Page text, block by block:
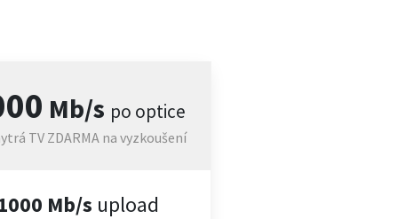
Mb/s po optice
TV ZDARMA na vyzkoušení
Mb/s upload